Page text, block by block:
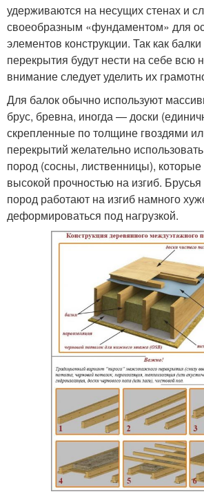
удерживаются на несущих стенах и
своеобразным «фундаментом» для
элементов конструкции. Так как
перекрытия будут нести на себе всю
внимание следует уделить их
Для балок обычно используют
брус, бревна, иногда — доски
скрепленные по толщине гвоздями
перекрытий желательно
пород (сосны, лиственницы), которые
высокой прочностью на изгиб.
пород работают на изгиб намного
деформироваться под нагрузкой.